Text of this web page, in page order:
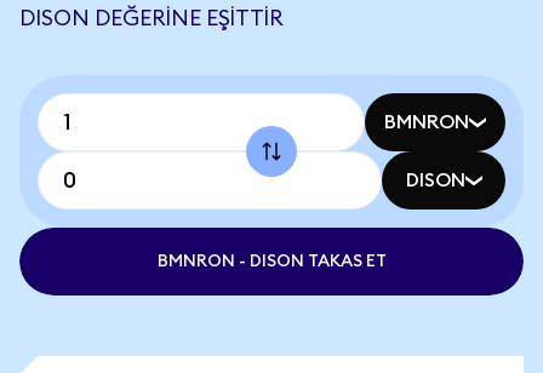
DISON DEĞERINE EŞITTIR
BMNRON
DISON
BMNRON - DISON TAKAS ET